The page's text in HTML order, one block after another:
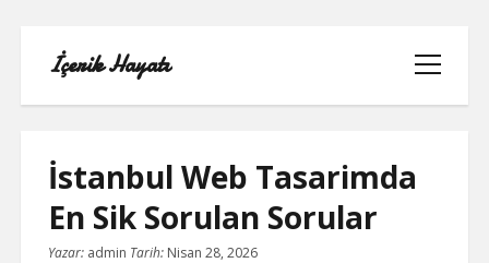
İçerik Hayatı
menüyü
aç
FACEBOOK SAYFA NASIL KURULUR
İstanbul Web Tasarimda
En Sik Sorulan Sorular
Yazar: admin Tarih: Nisan 28, 2026